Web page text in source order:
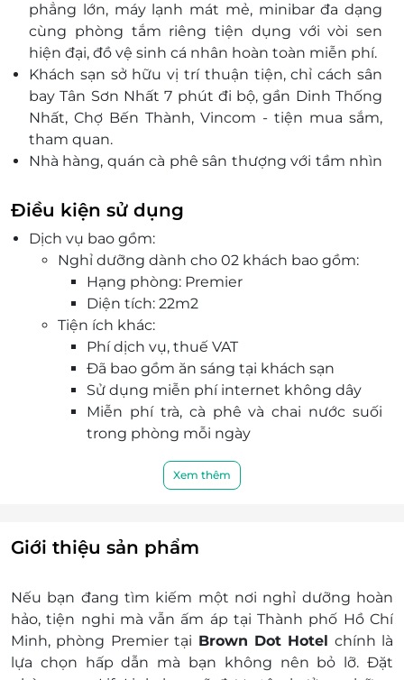
phẳng lớn, máy lạnh mát mẻ, minibar đa dạng
cùng phòng tắm riêng tiện dụng với vòi sen
hiện đại, đồ vệ sinh cá nhân hoàn toàn miễn phí.
Khách sạn sở hữu vị trí thuận tiện, chỉ cách sân
bay Tân Sơn Nhất 7 phút đi bộ, gần Dinh Thống
Nhất, Chợ Bến Thành, Vincom - tiện mua sắm,
tham quan.
Nhà hàng, quán cà phê sân thượng với tầm nhìn
Điều kiện sử dụng
Dịch vụ bao gồm:
Nghỉ dưỡng dành cho 02 khách bao gồm:
Hạng phòng: Premier
Diện tích: 22m2
Tiện ích khác:
Phí dịch vụ, thuế VAT
Đã bao gồm ăn sáng tại khách sạn
Sử dụng miễn phí internet không dây
Miễn phí trà, cà phê và chai nước suối
trong phòng mỗi ngày
Các chi phí cá nhân như điện thoại , ăn uống,
Chi phí di chuyển tới khách sạn,….
Điều kiện đặt phòng:
2065
Văn phòng HCM: 028.6680.8757 /
Liên hệ cho LifeLink để kiểm tra tình trạng
phòng trống trước khi mua dịch vụ và nhận
Xem thêm
Giới thiệu sản phẩm
Nếu bạn đang tìm kiếm một nơi nghỉ dưỡng hoàn
hảo, tiện nghi mà vẫn ấm áp tại Thành phố Hồ Chí
Minh, phòng Premier tại Brown Dot Hotel chính là
lựa chọn hấp dẫn mà bạn không nên bỏ lỡ. Đặt